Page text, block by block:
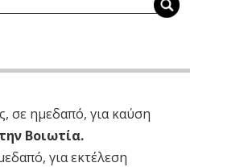
σε ημεδαπό, για καύση
Βοιωτία.
για εκτέλεση